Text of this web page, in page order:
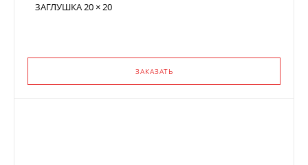
ЗАГЛУШКА 20 × 20
ЗАКАЗАТЬ